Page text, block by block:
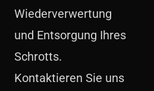
Wiederverwertung
und Entsorgung Ihres
Schrotts.
Kontaktieren Sie uns